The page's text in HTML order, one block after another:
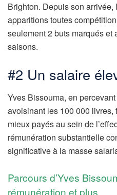
Brighton. Depuis son arrivée,
apparitions toutes
seulement 2 buts marqués
saisons.
#2 Un salaire
Yves Bissouma, en
avoisinant les 100 000
mieux payés au sein de
rémunération substantielle
significative à la masse
Parcours d’Yves
rémunération et plus